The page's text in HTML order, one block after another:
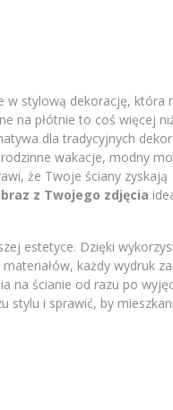
w stylową dekorację, która
na płótnie to coś więcej
dla tradycyjnych
wakacje, modny
że Twoje ściany zyskają
z Twojego zdjęcia
estetyce. Dzięki
każdy wydruk
na ścianie od razu po
stylu i sprawić, by